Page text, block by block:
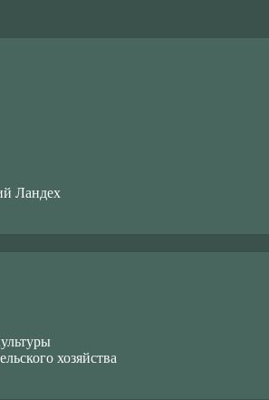
Ландех
хозяйства